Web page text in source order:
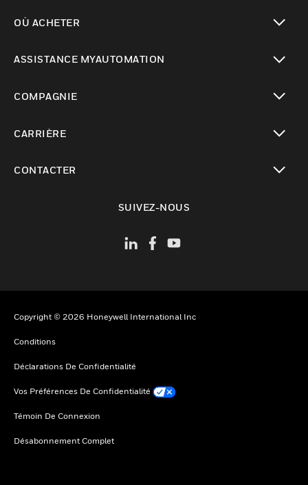
OÙ ACHETER
ASSISTANCE MYAUTOMATION
COMPAGNIE
CARRIÈRE
CONTACTER
SUIVEZ-NOUS
Copyright © 2026 Honeywell International Inc
Conditions
Déclarations De Confidentialité
Vos Préférences De Confidentialité
Témoin De Connexion
Désabonnement Complet